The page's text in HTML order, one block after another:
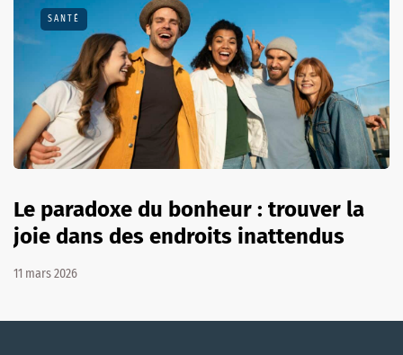
SANTÉ
Le paradoxe du bonheur : trouver la
joie dans des endroits inattendus
11 mars 2026